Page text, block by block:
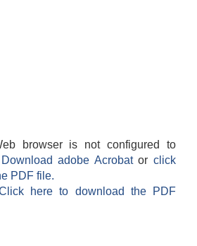
browser is not configured to
Download adobe Acrobatorclick
PDF file.
here to download the PDF